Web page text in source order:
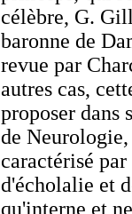
célèbre, G.
baronne de
revue par
autres cas,
proposer dans
de
caractérisé
d'écholalie et
qu'interne et